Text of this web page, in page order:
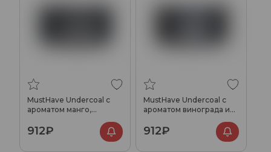
MustHave Undercoal с
ароматом манго,
125 гр.
912₽
MustHave Undercoal с
ароматом винограда и
912₽